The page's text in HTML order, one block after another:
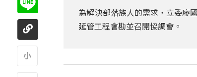
為解決部落族人的需求，立委廖
延管工程會勘並召開協調會。